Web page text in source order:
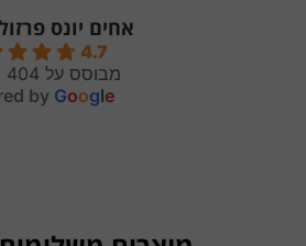
אחים יונס
4.7
מבוסס על 404 ביקורות
by Google